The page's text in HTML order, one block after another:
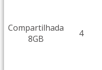
Compartilhada
8GB
4